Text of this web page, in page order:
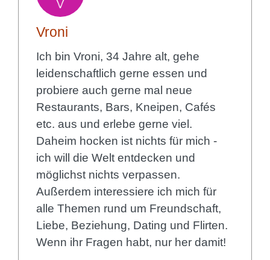
Vroni
Ich bin Vroni, 34 Jahre alt, gehe
leidenschaftlich gerne essen und
probiere auch gerne mal neue
Restaurants, Bars, Kneipen, Cafés
etc. aus und erlebe gerne viel.
Daheim hocken ist nichts für mich -
ich will die Welt entdecken und
möglichst nichts verpassen.
Außerdem interessiere ich mich für
alle Themen rund um Freundschaft,
Liebe, Beziehung, Dating und Flirten.
Wenn ihr Fragen habt, nur her damit!